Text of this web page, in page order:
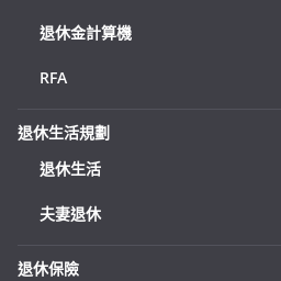
退休金計算機
RFA
退休生活規劃
退休生活
夫妻退休
退休保險